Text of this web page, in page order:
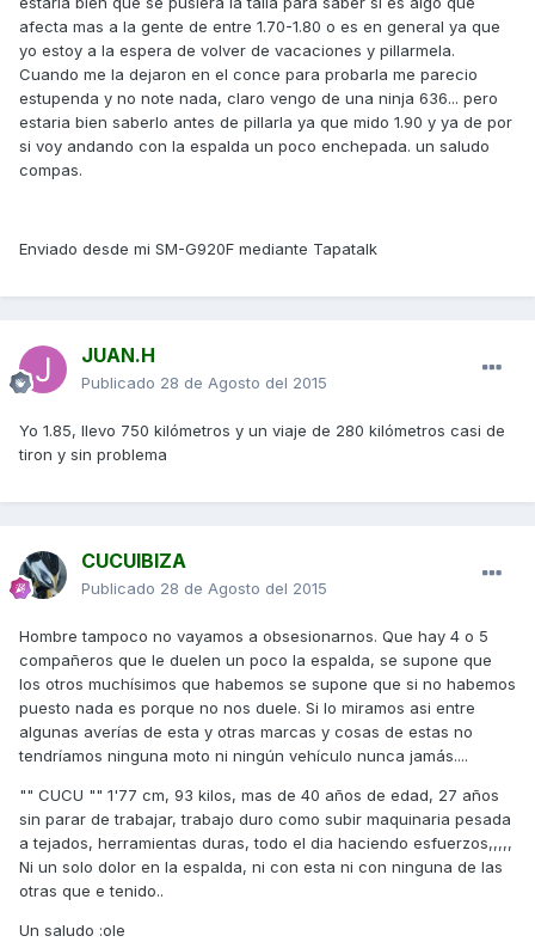
afecta mas a la gente de entre 1.70-1.80 o es en general ya que
yo estoy a la espera de volver de vacaciones y pillarmela.
Cuando me la dejaron en el conce para probarla me parecio
estupenda y no note nada, claro vengo de una ninja 636... pero
estaria bien saberlo antes de pillarla ya que mido 1.90 y ya de por
si voy andando con la espalda un poco enchepada. un saludo
compas.
Enviado desde mi SM-G920F mediante Tapatalk
JUAN.H
Publicado 28 de Agosto del 2015
Yo 1.85, llevo 750 kilómetros y un viaje de 280 kilómetros casi de
tiron y sin problema
CUCUIBIZA
Publicado 28 de Agosto del 2015
Hombre tampoco no vayamos a obsesionarnos. Que hay 4 o 5
compañeros que le duelen un poco la espalda, se supone que
los otros muchísimos que habemos se supone que si no habemos
puesto nada es porque no nos duele. Si lo miramos asi entre
algunas averías de esta y otras marcas y cosas de estas no
tendríamos ninguna moto ni ningún vehículo nunca jamás....
"" CUCU "" 1'77 cm, 93 kilos, mas de 40 años de edad, 27 años
sin parar de trabajar, trabajo duro como subir maquinaria pesada
a tejados, herramientas duras, todo el dia haciendo esfuerzos,,,,,
Ni un solo dolor en la espalda, ni con esta ni con ninguna de las
otras que e tenido..
Un saludo :ole